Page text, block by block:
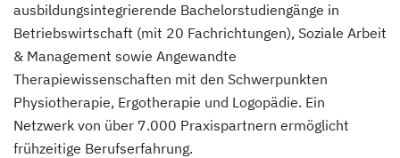
ausbildungsintegrierende Bachelorstudiengänge in
Betriebswirtschaft (mit 20 Fachrichtungen), Soziale Arbeit
& Management sowie Angewandte
Therapiewissenschaften mit den Schwerpunkten
Physiotherapie, Ergotherapie und Logopädie. Ein
Netzwerk von über 7.000 Praxispartnern ermöglicht
frühzeitige Berufserfahrung.